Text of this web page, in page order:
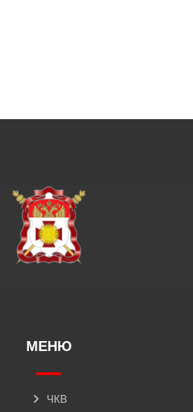
МЕНЮ
ЧКВ